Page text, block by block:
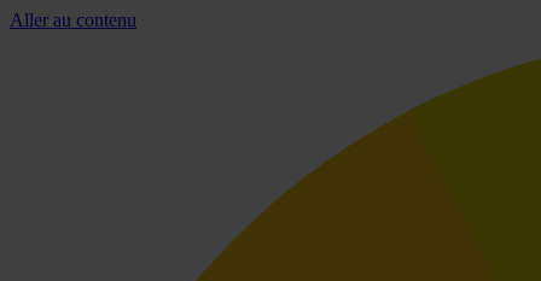
Aller au contenu